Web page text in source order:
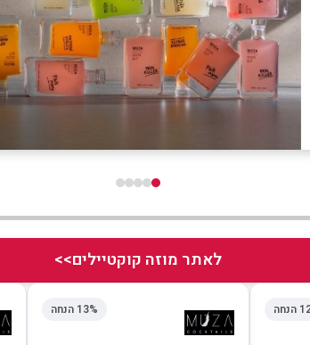
לאתר מוזה קוקטיילים>>
13% הנחה